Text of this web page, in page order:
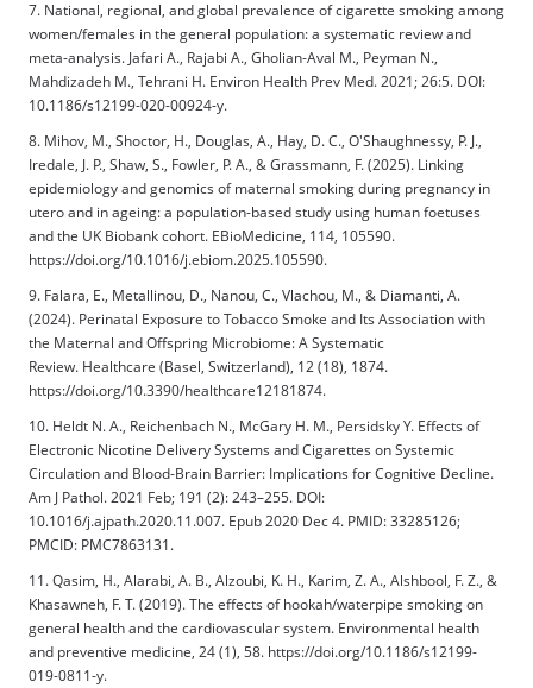
7. National, regional, and global prevalence of cigarette smoking among
women/females in the general population: a systematic review and
meta-analysis. Jafari A., Rajabi A., Gholian-Aval M., Peyman N.,
Mahdizadeh M., Tehrani H. Environ Health Prev Med. 2021; 26:5. DOI:
10.1186/s12199-020-00924-y.
8. Mihov, M., Shoctor, H., Douglas, A., Hay, D. C., O'Shaughnessy, P. J.,
Iredale, J. P., Shaw, S., Fowler, P. A., & Grassmann, F. (2025). Linking
epidemiology and genomics of maternal smoking during pregnancy in
utero and in ageing: a population-based study using human foetuses
and the UK Biobank cohort. EBioMedicine, 114, 105590.
https://doi.org/10.1016/j.ebiom.2025.105590.
9. Falara, E., Metallinou, D., Nanou, C., Vlachou, M., & Diamanti, A.
(2024). Perinatal Exposure to Tobacco Smoke and Its Association with
the Maternal and Offspring Microbiome: A Systematic
Review. Healthcare (Basel, Switzerland), 12 (18), 1874.
https://doi.org/10.3390/healthcare12181874.
10. Heldt N. A., Reichenbach N., McGary H. M., Persidsky Y. Effects of
Electronic Nicotine Delivery Systems and Cigarettes on Systemic
Circulation and Blood-Brain Barrier: Implications for Cognitive Decline.
Am J Pathol. 2021 Feb; 191 (2): 243–255. DOI:
10.1016/j.ajpath.2020.11.007. Epub 2020 Dec 4. PMID: 33285126;
PMCID: PMC7863131.
11. Qasim, H., Alarabi, A. B., Alzoubi, K. H., Karim, Z. A., Alshbool, F. Z., &
Khasawneh, F. T. (2019). The effects of hookah/waterpipe smoking on
general health and the cardiovascular system. Environmental health
and preventive medicine, 24 (1), 58. https://doi.org/10.1186/s12199-
019-0811-y.